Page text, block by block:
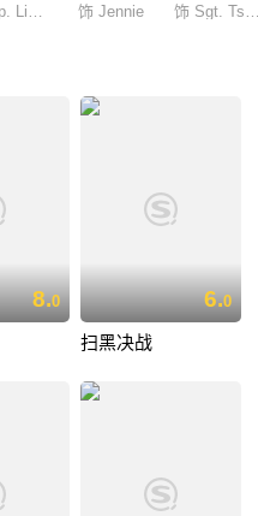
饰 Jennie
8.0 6.0
扫黑决战